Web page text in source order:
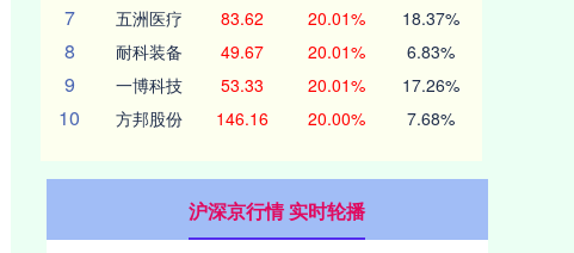
7 五洲医疗 83.62 20.01% 18.37%
8 耐科装备 49.67 20.01% 6.83%
9 一博科技 53.33 20.01% 17.26%
10 方邦股份 146.16 20.00% 7.68%
沪深京行情 实时轮播